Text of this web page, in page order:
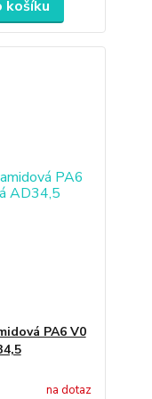
košíku
PA6 V0
na dotaz